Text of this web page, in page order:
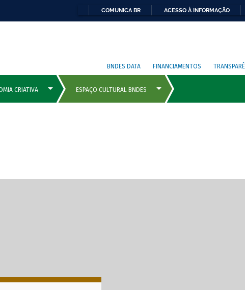
COMUNICA BR ACESSO À INFORMAÇÃO
BNDES DATA FINANCIAMENTOS
com